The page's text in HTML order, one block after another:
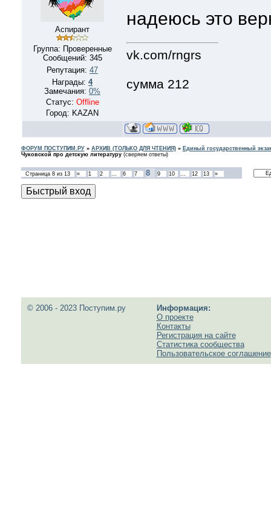
Аспирант
Группа: Проверенные
Сообщений: 345
Репутация: 47
Награды: 4
Замечания: 0%
Статус: Offline
Город: KAZAN
надеюсь это
vk.com/rngrs
сумма 212
ФОРУМ ПОСТУПИМ.РУ» АРХИВ (ТОЛЬКО ДЛЯ ЧТЕНИЯ)» Единый государственный
Чуковской про детскую литературу (сверяем ответы)
Страница 8из 13 « 1 2 … 6 7 8 9 10 … 12 13 »
© 2006 - 2023 Поступим.ру
Информация:
О проекте
Контакты
Регистрация на сайте
Статистика сообщества
Пользовательское соглашение